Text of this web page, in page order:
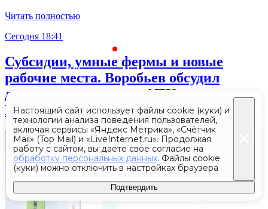
Читать полностью
Сегодня 18:41
Субсидии, умные фермы и новые
рабочие места. Воробьев обсудил
достижения и планы АПК
Подмосковья на «Дне поля»
Настоящий сайт использует файлы cookie (куки) и
технологии анализа поведения пользователей,
включая сервисы «Яндекс Метрика», «Счётчик
Mail» (Top Mail) и «LiveInternet.ru». Продолжая
работу с сайтом, вы даете свое согласие на
обработку персональных данных. Файлы cookie
(куки) можно отключить в настройках браузера
Подтвердить